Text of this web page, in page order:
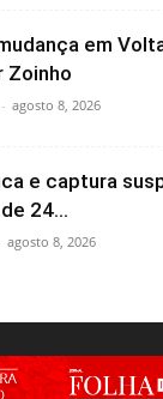
em
Zoinho
- agosto 8, 2026
e captura
24...
agosto 8, 2026